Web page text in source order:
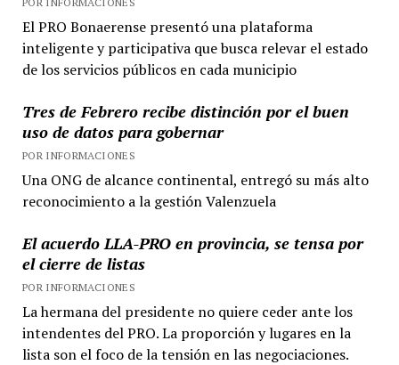
El PRO Bonaerense presentó una plataforma
inteligente y participativa que busca relevar el estado
de los servicios públicos en cada municipio
Tres de Febrero recibe distinción por el buen
uso de datos para gobernar
POR INFORMACIONES
Una ONG de alcance continental, entregó su más alto
reconocimiento a la gestión Valenzuela
El acuerdo LLA-PRO en provincia, se tensa por
el cierre de listas
POR INFORMACIONES
La hermana del presidente no quiere ceder ante los
intendentes del PRO. La proporción y lugares en la
lista son el foco de la tensión en las negociaciones.
la
Juventud